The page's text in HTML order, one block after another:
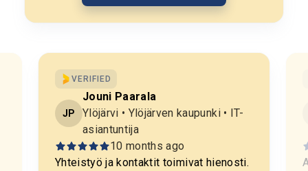
VERIFIED
JP
Jouni Paarala
Ylöjärvi • Ylöjärven kaupunki • IT-
asiantuntija
10 months ago
Yhteistyö ja kontaktit toimivat hienosti.